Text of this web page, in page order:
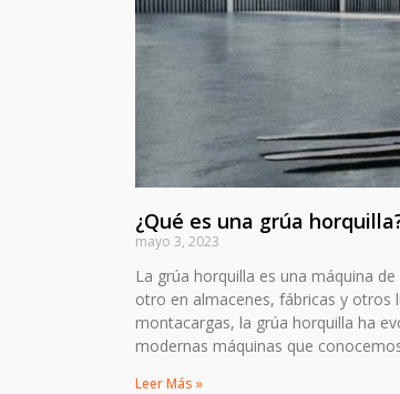
¿Qué es una grúa
mayo 3, 2023
La grúa horquilla es una máquina
otro en almacenes, fábricas y otros
montacargas, la grúa horquilla ha
modernas máquinas que
Leer Más »